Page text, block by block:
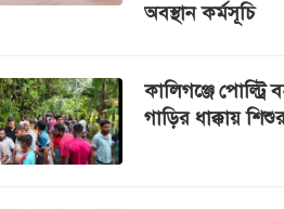
অবস্থান কর্মসূচি
কালিগঞ্জে পোল্ট্রি
গাড়ির ধাক্কায়